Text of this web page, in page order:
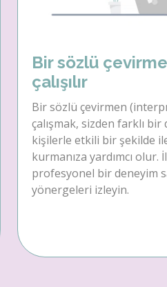
Bir sözlü
çalışılır
Bir sözlü çevirmen
çalışmak, sizden farklı
kişilerle etkili bir şekilde
kurmanıza yardımcı olur.
profesyonel bir deneyim
yönergeleri izleyin.